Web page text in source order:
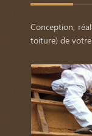
Conception,
toiture) de